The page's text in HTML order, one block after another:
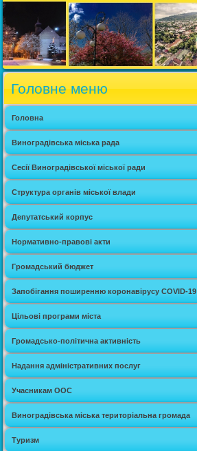
Головне меню
Головна
Виноградівська міська рада
Сесії Виноградівської міської ради
Структура органів міської влади
Депутатський корпус
Нормативно-правові акти
Громадський бюджет
Запобігання поширенню коронавірусу COVID-19
Цільові програми міста
Громадсько-політична активність
Надання адміністративних послуг
Учасникам ООС
Виноградівська міська територіальна громада
Туризм